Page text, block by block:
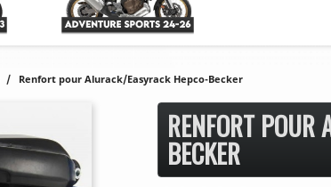
Renfort pour Alurack/Easyrack Hepco-Becker
RENFORT POUR
BECKER